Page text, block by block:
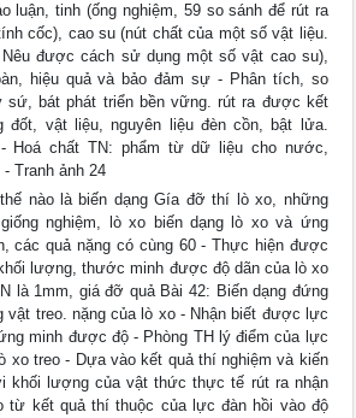
luận, tinh (ống nghiệm, 59 so sánh để rút ra
cốc), cao su (nút chất của một số vật liệu.
được cách sử dụng một số vật cao su),
hiệu quả và bảo đảm sự - Phân tích, so
sứ, bát phát triển bền vững. rút ra được kết
đốt, vật liệu, nguyên liệu đèn cồn, bật lửa.
Hoá chất TN: phẩm từ dữ liệu cho nước,
Tranh ảnh 24
nào là biến dạng Gía đỡ thí lò xo, những
nghiệm, lò xo biến dạng lò xo và ứng
các quả nặng có cùng 60 - Thực hiện được
lượng, thước minh được độ dãn của lò xo
là 1mm, giá đỡ quả Bài 42: Biến dạng đứng
treo. nặng của lò xo - Nhận biết được lực
minh được độ - Phòng TH lý điểm của lực
xo treo - Dựa vào kết quả thí nghiệm và kiến
khối lượng của vật thức thực tế rút ra nhận
từ kết quả thí thuộc của lực đàn hồi vào độ